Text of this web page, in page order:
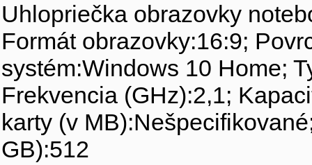
Uhlopriečka obrazovky
Formát obrazovky:16:9;
systém:Windows 10 Home;
Frekvencia (GHz):2,1;
karty (v
GB):512